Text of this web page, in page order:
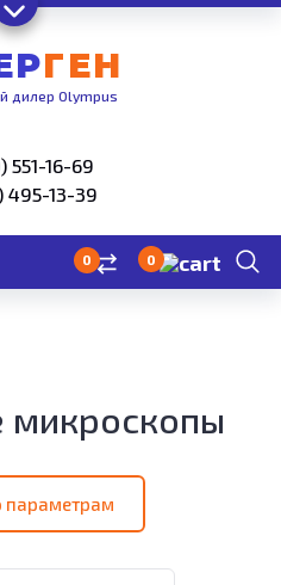
ГЕН
дилер Olympus
551-16-69
495-13-39
0 0
параметрам